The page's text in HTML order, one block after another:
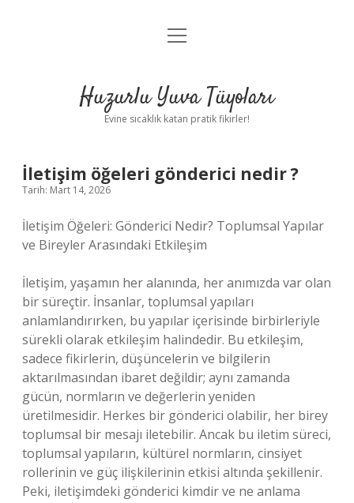
Anasayfa
Yasal Uyarı
menüyü
Huzurlu Yuva Tüyoları
Evine sıcaklık katan pratik fikirler!
İletişim öğeleri gönderici nedir ?
Tarih: Mart 14, 2026
İletişim Öğeleri: Gönderici Nedir? Toplumsal Yapılar
ve Bireyler Arasındaki Etkileşim
İletişim, yaşamın her alanında, her anımızda var olan
bir süreçtir. İnsanlar, toplumsal yapıları
anlamlandırırken, bu yapılar içerisinde birbirleriyle
sürekli olarak etkileşim halindedir. Bu etkileşim,
sadece fikirlerin, düşüncelerin ve bilgilerin
aktarılmasından ibaret değildir; aynı zamanda
gücün, normların ve değerlerin yeniden
üretilmesidir. Herkes bir gönderici olabilir, her birey
toplumsal bir mesajı iletebilir. Ancak bu iletim süreci,
toplumsal yapıların, kültürel normların, cinsiyet
rollerinin ve güç ilişkilerinin etkisi altında şekillenir.
Peki, iletişimdeki gönderici kimdir ve ne anlama